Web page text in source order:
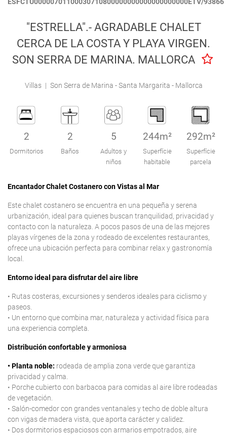
Atención al Cliente
"ESTRELLA".- AGRADABLE CHALET
CERCA DE LA COSTA Y PLAYA VIRGEN.
SON SERRA DE MARINA. MALLORCA
Villas | Son Serra de Marina - Santa Margarita - Mallorca
2
Dormitorios
2
Baños
5
Adultos y
niños
244m²
Superfície
habitable
292m²
Superfície
parcela
Encantador Chalet Costanero con Vistas al Mar
Este chalet costanero se encuentra en una pequeña y serena
urbanización, ideal para quienes buscan tranquilidad, privacidad y
contacto con la naturaleza. A pocos pasos de una de las mejores
playas vírgenes de la zona y rodeado de excelentes restaurantes,
ofrece una ubicación perfecta para combinar relax y gastronomía
local.
Entorno ideal para disfrutar del aire libre
• Rutas costeras, excursiones y senderos ideales para ciclismo y
paseos.
• Un entorno que combina mar, naturaleza y actividad física para
una experiencia completa.
Distribución confortable y armoniosa
• Planta noble: rodeada de amplia zona verde que garantiza
privacidad y calma.
• Porche cubierto con barbacoa para comidas al aire libre rodeadas
de vegetación.
• Salón-comedor con grandes ventanales y techo de doble altura
con vigas de madera vista, que aporta carácter y calidez.
• Dos dormitorios espaciosos con armarios empotrados, aire